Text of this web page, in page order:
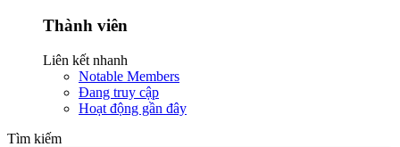
Thành viên
Liên kết nhanh
Notable Members
Đang truy cập
Hoạt động gần đây
Tìm kiếm